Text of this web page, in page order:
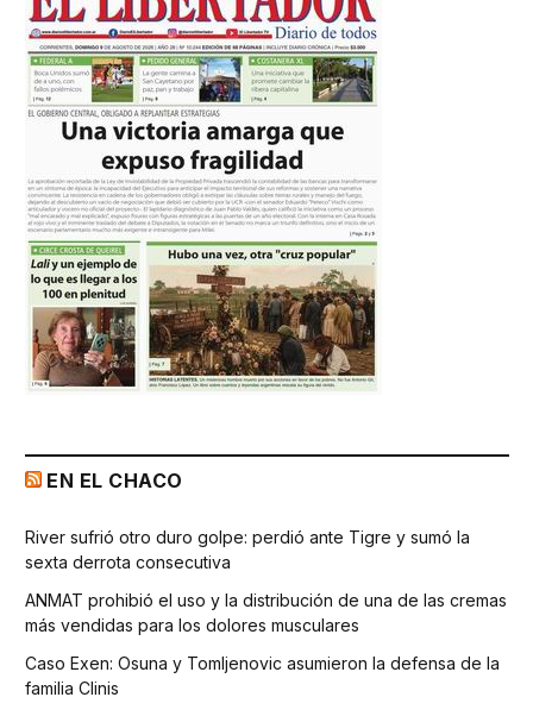
EN EL CHACO
River sufrió otro duro golpe: perdió ante Tigre y sumó la
sexta derrota consecutiva
ANMAT prohibió el uso y la distribución de una de las cremas
más vendidas para los dolores musculares
Caso Exen: Osuna y Tomljenovic asumieron la defensa de la
familia Clinis